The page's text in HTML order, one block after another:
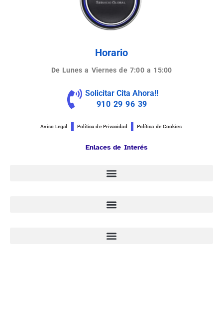
Horario
De Lunes a Viernes de 7:00 a 15:00
Solicitar Cita Ahora!!
910 29 96 39
Aviso Legal Política de Privacidad Política de Cookies
Enlaces de Interés